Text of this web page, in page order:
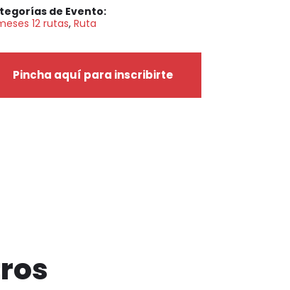
de Evento:
12 rutas, Ruta
Pincha aquí para inscribirte